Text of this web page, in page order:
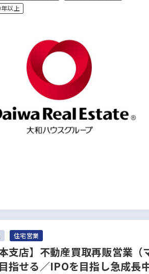
以上
住宅営業
本支店】不動産買取再販営業
指せる／IPOを目指し急成長